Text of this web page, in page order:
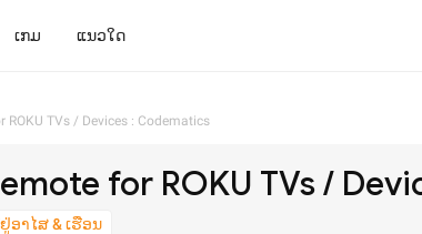
ເກມ ແນວໃດ
ROKU TVs / Devices : Codematics
for ROKU TVs /
ອາໄສ & ເຮືອນ